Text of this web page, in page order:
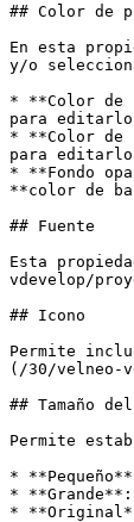
## Color de
En esta
y/o
* **Color de
para
* **Color de
para
* **Fondo
**color de
## Fuente
Esta
vdevelop/
## Icono
Permite
(/30/velneo-
## Tamaño
Permite
*
*
*